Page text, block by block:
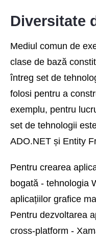
Diversitate
Mediul comun de
clase de bază
întreg set de
folosi pentru a
exemplu, pentru
set de tehnologii
ADO.NET și Entity
Pentru crearea
bogată - tehnologia
aplicațiilor grafice
Pentru dezvoltarea
cross-platform -